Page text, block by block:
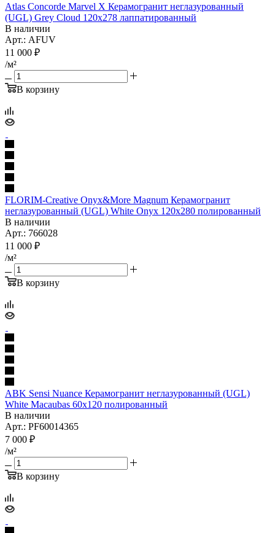
Atlas Concorde Marvel X Керамогранит неглазурованный
(UGL) Grey Cloud 120x278 лаппатированный
В наличии
Арт.: AFUV
11 000 ₽
/м²
В корзину
FLORIM-Creative Onyx&More Magnum Керамогранит
неглазурованный (UGL) White Onyx 120x280 полированный
В наличии
Арт.: 766028
11 000 ₽
/м²
В корзину
ABK Sensi Nuance Керамогранит неглазурованный (UGL)
White Macaubas 60x120 полированный
В наличии
Арт.: PF60014365
7 000 ₽
/м²
В корзину